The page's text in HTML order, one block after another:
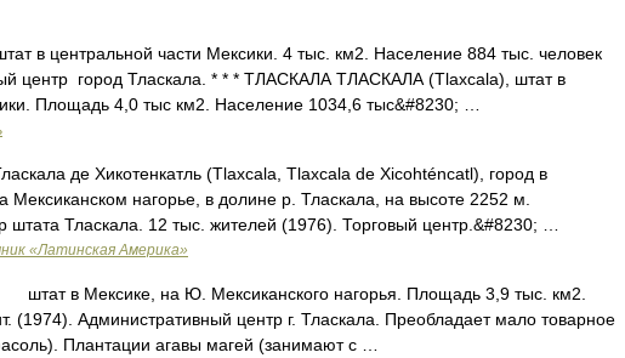
в центральной части Мексики. 4 тыс. км2. Население 884 тыс. человек
центр город Тласкала. * * * ТЛАСКАЛА ТЛАСКАЛА (Tlaxcala), штат в
Площадь 4,0 тыс км2. Население 1034,6 тыс&#8230; …
де Хикотенкатль (Tlaxcala, Tlaxcala de Xicohténcatl), город в
Мексиканском нагорье, в долине р. Тласкала, на высоте 2252 м.
штата Тласкала. 12 тыс. жителей (1976). Торговый центр.&#8230; …
«Латинская Америка»
в Мексике, на Ю. Мексиканского нагорья. Площадь 3,9 тыс. км2.
(1974). Административный центр г. Тласкала. Преобладает мало товарное
Плантации агавы магей (занимают с …